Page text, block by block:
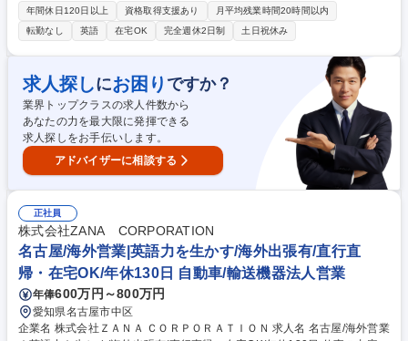
業に対し、製品を活用した改善策の提案から営業まで一貫して行い事業拡
大をサポート。提案の質がモノをいうコンサル要素のある営業です。 【具
体的には】担当サプライヤーの技術や製品を理解し、国内顧客の課題に合
わせて提案。見積作成、納期調整、品質対応に加え、海外本国と英語を使
用した会議や、新規参入に向けた戦略立案も担います。 【働き方】基本的
には在宅・客先での勤務となり、個人での裁量が非常に大きいです。週1
回チームで、月1回全社で進捗の確認を行い計画から遅滞がないか確認。
裁量は大きいですが、個人任せにはしない働き方です。 募集職種 東京/海
外営業｜英語力を生かす/海外出張有/直行直帰・在宅OK/年休130日
年間休日120日以上 資格取得支援あり
月平均残業時間20時間以内
転勤なし
英語 在宅OK 完全週休2日制 土日祝休み
求人探しにお困り ですか？
業界トップクラスの求人件数から
あなたの力を最大限に発揮できる
求人探しをお手伝いします。
アドバイザーに相談する
正社員
株式会社ZANA CORPORATION
名古屋/海外営業|英語力を生かす/海外出張有/直行直
帰・在宅OK/年休130日 自動車/輸送機器法人営業
年俸600万円～800万円
愛知県名古屋市中区
企業名 株式会社ＺＡＮＡ ＣＯＲＰＯＲＡＴＩＯＮ 求人名 名古屋/海外営業